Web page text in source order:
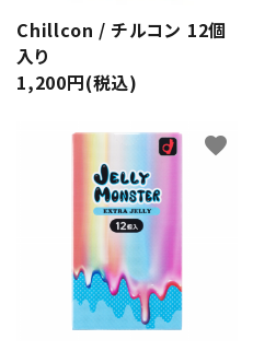
店舗案内
Chillcon / チルコン 12個
入り
1,200円(税込)
favorite